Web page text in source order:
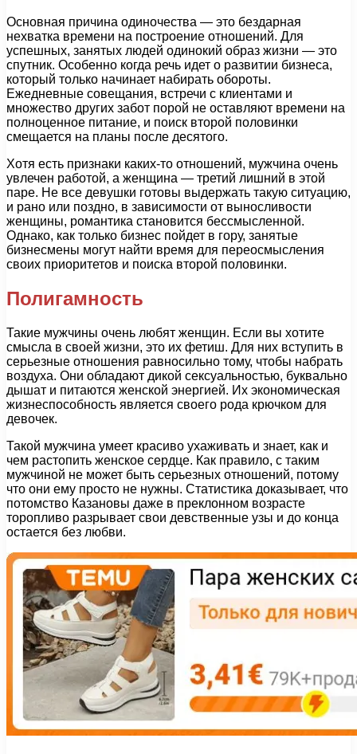
Основная причина одиночества — это бездарная
нехватка времени на построение отношений. Для
успешных, занятых людей одинокий образ жизни — это
спутник. Особенно когда речь идет о развитии бизнеса,
который только начинает набирать обороты.
Ежедневные совещания, встречи с клиентами и
множество других забот порой не оставляют времени на
полноценное питание, и поиск второй половинки
смещается на планы после десятого.
Хотя есть признаки каких-то отношений, мужчина очень
увлечен работой, а женщина — третий лишний в этой
паре. Не все девушки готовы выдержать такую ситуацию,
и рано или поздно, в зависимости от выносливости
женщины, романтика становится бессмысленной.
Однако, как только бизнес пойдет в гору, занятые
бизнесмены могут найти время для переосмысления
своих приоритетов и поиска второй половинки.
Полигамность
Такие мужчины очень любят женщин. Если вы хотите
смысла в своей жизни, это их фетиш. Для них вступить в
серьезные отношения равносильно тому, чтобы набрать
воздуха. Они обладают дикой сексуальностью, буквально
дышат и питаются женской энергией. Их экономическая
жизнеспособность является своего рода крючком для
девочек.
Такой мужчина умеет красиво ухаживать и знает, как и
чем растопить женское сердце. Как правило, с таким
мужчиной не может быть серьезных отношений, потому
что они ему просто не нужны. Статистика доказывает, что
потомство Казановы даже в преклонном возрасте
торопливо разрывает свои девственные узы и до конца
остается без любви.